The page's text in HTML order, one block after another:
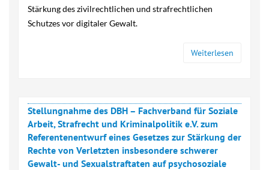
Stärkung des zivilrechtlichen und strafrechtlichen
Schutzes vor digitaler Gewalt.
Weiterlesen
Stellungnahme des DBH – Fachverband für Soziale
Arbeit, Strafrecht und Kriminalpolitik e.V. zum
Referentenentwurf eines Gesetzes zur Stärkung der
Rechte von Verletzten insbesondere schwerer
Gewalt- und Sexualstraftaten auf psychosoziale